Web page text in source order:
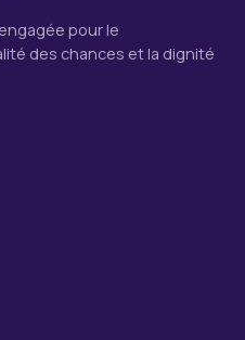
pour le
des chances et la dignité